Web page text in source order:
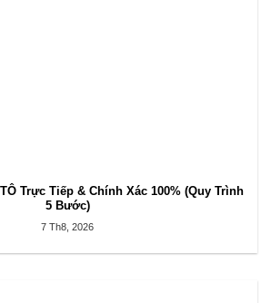
Trực Tiếp & Chính Xác 100% (Quy Trình
5 Bước)
7 Th8, 2026